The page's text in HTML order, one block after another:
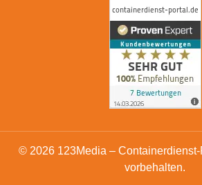
© 2026 123Media –
vorbehalten.